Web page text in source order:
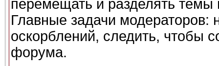
перемещать и разделять темы
Главные задачи модераторов:
оскорблений, следить, чтобы
форума.